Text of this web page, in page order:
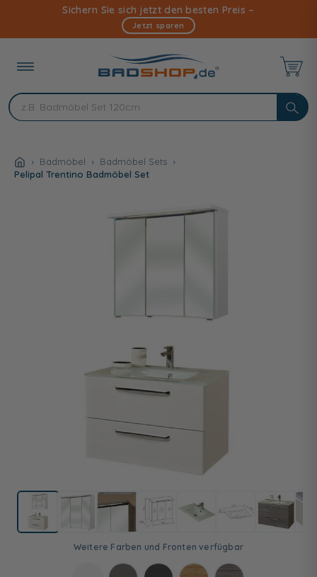
Inhalt
Sichern Sie sich jetzt den besten Preis –
Jetzt sparen
Badmöbel
Badmöbel Sets
Pelipal Trentino Badmöbel Set